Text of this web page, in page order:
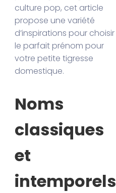
culture pop, cet article
propose une variété
d’inspirations pour choisir
le parfait prénom pour
votre petite tigresse
domestique.
Noms
classiques
et
intemporels